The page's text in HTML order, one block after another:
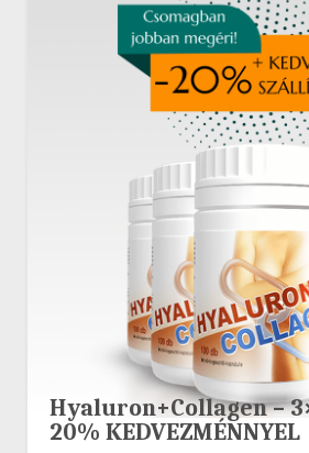
Hyaluron+Collagen –
20% KEDVEZMÉNNYEL